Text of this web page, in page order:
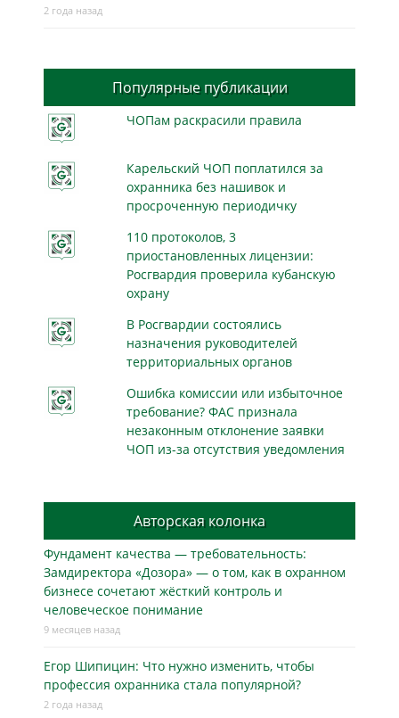
2 года назад
Популярные публикации
ЧОПам раскрасили правила
Карельский ЧОП поплатился за
охранника без нашивок и
просроченную периодичку
110 протоколов, 3
приостановленных лицензии:
Росгвардия проверила кубанскую
охрану
В Росгвардии состоялись
назначения руководителей
территориальных органов
Ошибка комиссии или избыточное
требование? ФАС признала
незаконным отклонение заявки
ЧОП из-за отсутствия уведомления
Авторская колонка
Фундамент качества — требовательность:
Замдиректора «Дозора» — о том, как в охранном
бизнесe сочетают жёсткий контроль и
человеческое понимание
9 месяцев назад
Егор Шипицин: Что нужно изменить, чтобы
профессия охранника стала популярной?
2 года назад